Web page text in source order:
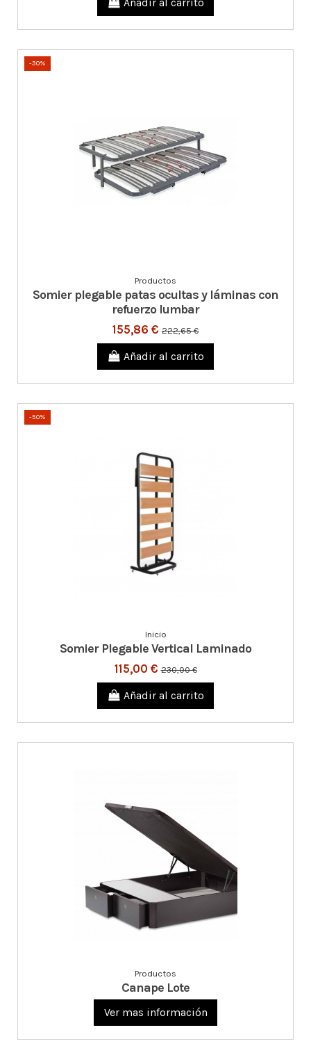
-30%
Productos
Somier plegable patas ocultas y láminas con
refuerzo lumbar
155,86 € 222,65 €
Añadir al carrito
-50%
Inicio
Somier Plegable Vertical Laminado
115,00 €230,00 €
Añadir al carrito
Productos
Canape Lote
Ver mas información